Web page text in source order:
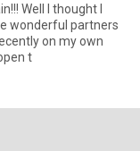
wonderful partners
on my own
t